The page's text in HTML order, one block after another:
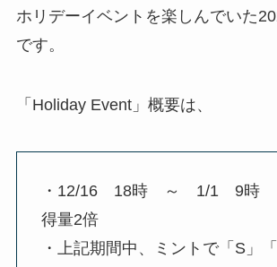
ホリデーイベントを楽しんでいた
です。
「Holiday Event」概要は、
・12/16 18時 ～ 1/1 9時
得量2倍
・上記期間中、ミントで「S」「